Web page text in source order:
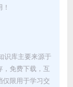
识库主要来源于
，免费下载，互
仅限用于学习交